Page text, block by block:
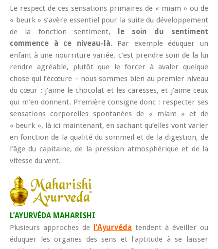
Le respect de ces sensations primaires de « miam » ou de
« beurk » s’avère essentiel pour la suite du développement
de la fonction sentiment,
le soin du sentiment
commence à ce niveau-là. Par exemple éduquer un
enfant à une nourriture variée, c’est prendre soin de la lui
rendre agréable, plutôt que le forcer à avaler quelque
chose qui l’écœure – nous sommes bien au premier niveau
du cœur : j’aime le chocolat et les caresses, et j’aime ceux
qui m’en donnent. Première consigne donc : respecter ses
sensations corporelles spontanées de « miam » et de
« beurk », là ici maintenant, en sachant qu’elles vont varier
en fonction de la qualité du sommeil et de la digestion, de
l’âge du capitaine, de la pression atmosphérique et de la
vitesse du vent.
L’AYURVÉDA MAHARISHI
Plusieurs approches de
l’Ayurvéda tendent à éveiller ou
éduquer les organes des sens et l’aptitude à se laisser